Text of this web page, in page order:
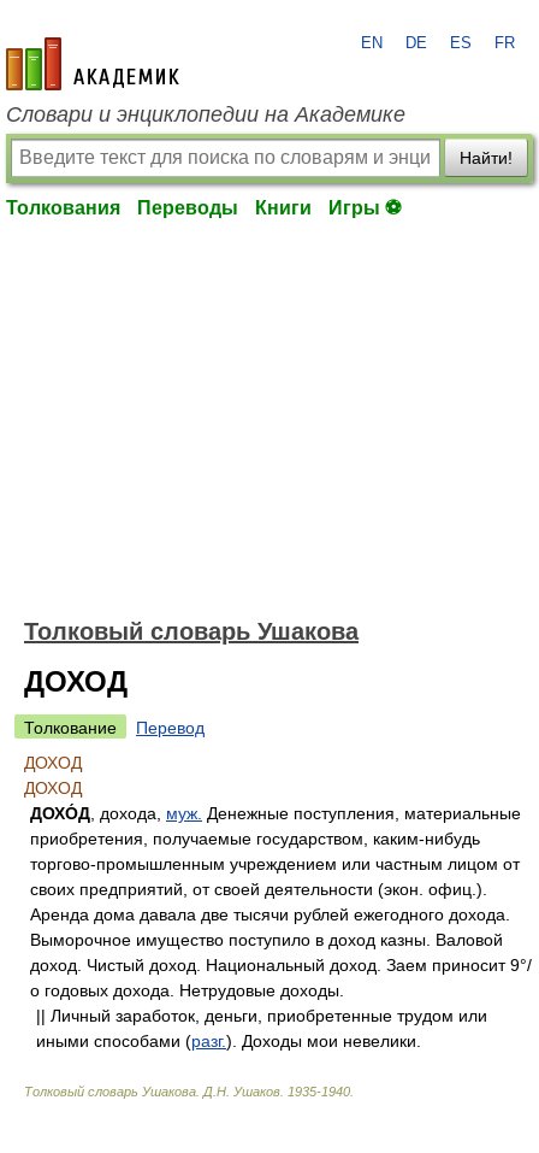
academic.ru
EN DE ES FR
Словари и энциклопедии на Академике
Найти!
Толкования Переводы Книги Игры ⚽
Толковый словарь Ушакова
ДОХОД
Толкование
Перевод
ДОХОД
ДОХОД
ДОХО́Д , дохода, муж. Денежные поступления, материальные
приобретения, получаемые государством, каким-нибудь
торгово-промышленным учреждением или частным лицом от
своих предприятий, от своей деятельности (экон. офиц.).
Аренда дома давала две тысячи рублей ежегодного дохода.
Выморочное имущество поступило в доход казны. Валовой
доход. Чистый доход. Национальный доход. Заем приносит 9°/
о годовых дохода. Нетрудовые доходы.
|| Личный заработок, деньги, приобретенные трудом или
иными способами (разг.). Доходы мои невелики.
Толковый словарь Ушакова Д.Н. Ушаков. 1935-1940